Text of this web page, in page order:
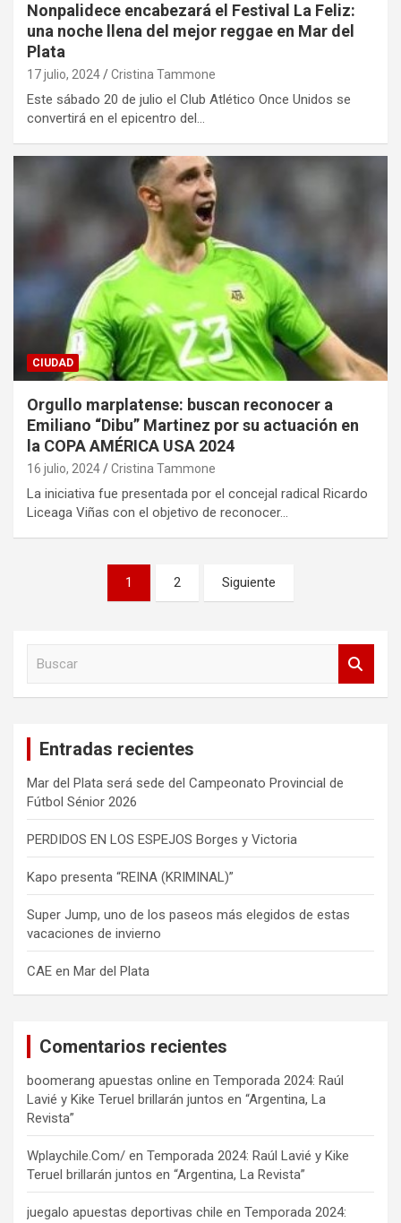
Nonpalidece encabezará el Festival La Feliz:
una noche llena del mejor reggae en Mar del
Plata
17 julio, 2024 Cristina Tammone
Este sábado 20 de julio el Club Atlético Once Unidos se
convertirá en el epicentro del…
CIUDAD
Orgullo marplatense: buscan reconocer a
Emiliano “Dibu” Martinez por su actuación en
la COPA AMÉRICA USA 2024
16 julio, 2024 Cristina Tammone
La iniciativa fue presentada por el concejal radical Ricardo
Liceaga Viñas con el objetivo de reconocer…
1 2 Siguiente
Entradas recientes
Mar del Plata será sede del Campeonato Provincial de
Fútbol Sénior 2026
PERDIDOS EN LOS ESPEJOS Borges y Victoria
Kapo presenta “REINA (KRIMINAL)”
Super Jump, uno de los paseos más elegidos de estas
vacaciones de invierno
CAE en Mar del Plata
Comentarios recientes
boomerang apuestas online en Temporada 2024: Raúl
Lavié y Kike Teruel brillarán juntos en “Argentina, La
Revista”
Wplaychile.Com/ en Temporada 2024: Raúl Lavié y Kike
Teruel brillarán juntos en “Argentina, La Revista”
juegalo apuestas deportivas chile en Temporada 2024: